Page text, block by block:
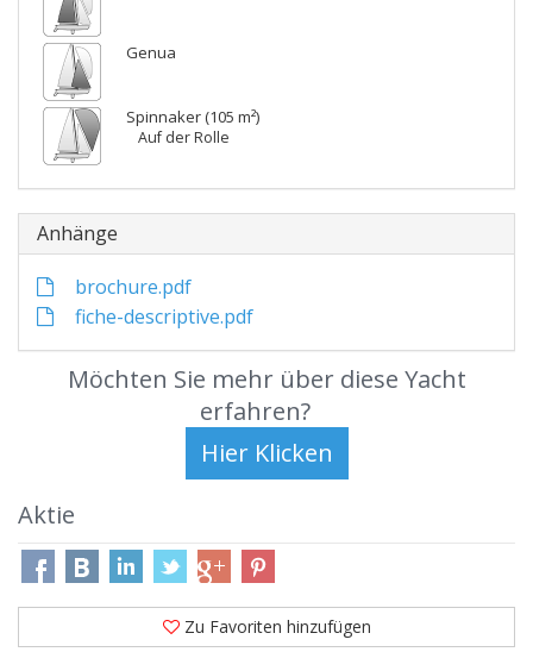
Genua
Spinnaker (105 m²)
Auf der Rolle
Anhänge
brochure.pdf
fiche-descriptive.pdf
Möchten Sie mehr über diese Yacht
erfahren?
Aktie
Zu Favoriten hinzufügen